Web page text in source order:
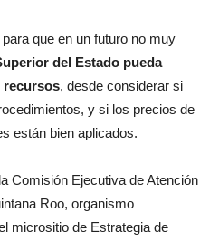
que en un futuro no muy
del Estado pueda
recursos, desde considerar si
y si los precios de
están bien aplicados.
Comisión Ejecutiva de Atención
Roo, organismo
micrositio de Estrategia de